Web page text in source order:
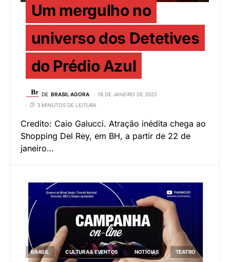
Um mergulho no
universo dos Detetives
do Prédio Azul
DE BRASIL AGORA
18 DE JANEIRO DE 2022
3 MINUTOS DE LEITURA
Credito: Caio Galucci. Atração inédita chega ao
Shopping Del Rey, em BH, a partir de 22 de
janeiro…
BRASIL CULTURA & EVENTOS NOTÍCIAS TEATRO